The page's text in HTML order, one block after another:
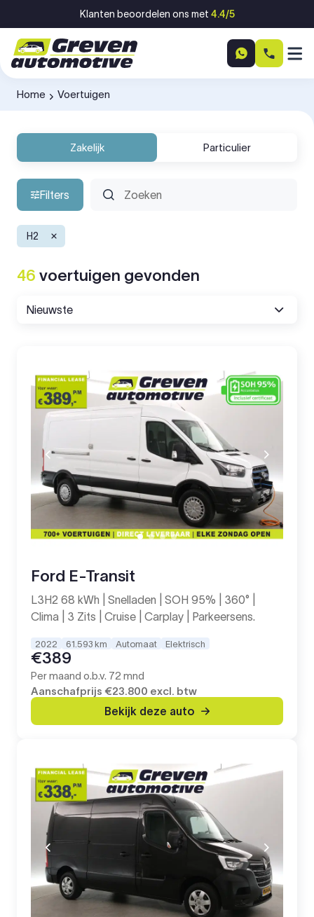
Ga naar inhoudKlanten beoordelen ons met 4.4/5
Home
-
Voertuigen
Zakelijk Particulier
Filters
H2
46 voertuigen gevonden
Ford E-Transit
L3H2 68 kWh | Snelladen | SOH 95% | 360° |
Clima | 3 Zits | Cruise | Carplay | Parkeersens.
2022 61.593 km Automaat Elektrisch
€389
Per maand o.b.v. 72 mnd
Aanschafprijs €23.800 excl. btw
Bekijk deze auto